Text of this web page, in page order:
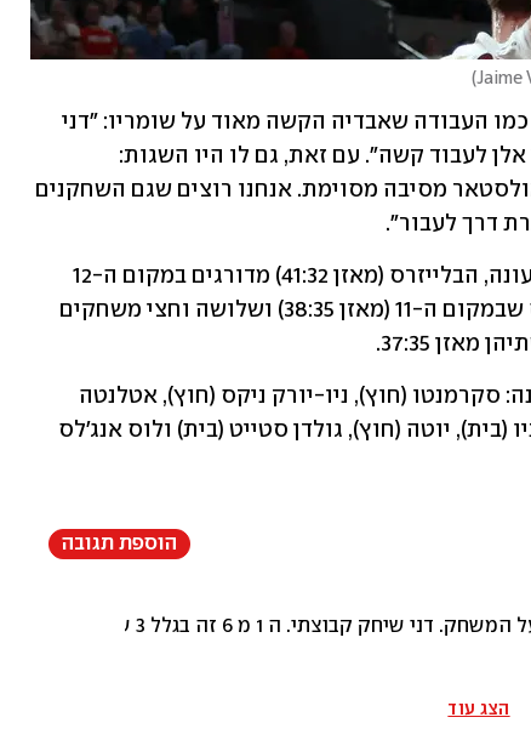
Jaime
)
דרך לעבור".
הוספת תגובה
במקום לחדירה לסל. לא נורא, בוסטון וקליבלנד באמת עדיין גדולות על פורטלנד. וכנראה לא יהיה פלייאין. אבל יש המון סיבות לאופטימיות לשנה הבאה.
הצג עוד